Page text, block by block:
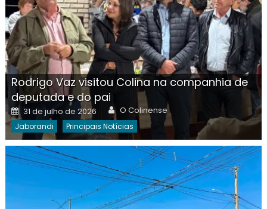
Rodrigo Vaz visitou Colina na companhia de
deputada e do pai
Posted
on
31 de julho de 2026 Author
O Colinense
Jaborandi Principais Notícias